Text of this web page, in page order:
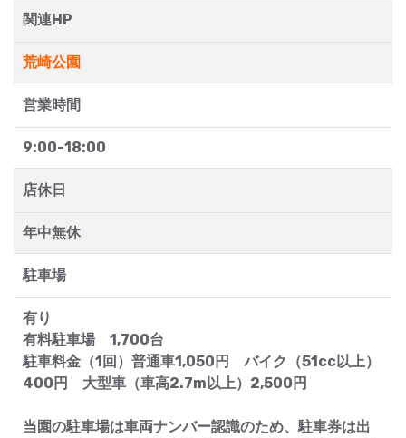
関連HP
荒崎公園
営業時間
9:00-18:00
店休日
年中無休
駐車場
有り
有料駐車場 1,700台
駐車料金（1回）普通車1,050円 バイク（51cc以上）
400円 大型車（車高2.7m以上）2,500円
当園の駐車場は車両ナンバー認識のため、駐車券は出